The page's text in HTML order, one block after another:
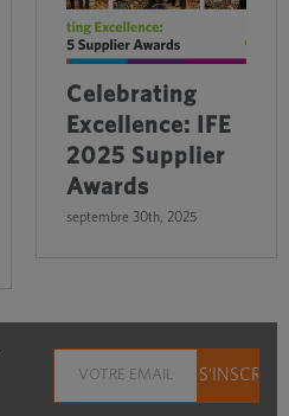
Celebrating
Excellence: IFE
2025 Supplier
Awards
septembre 30th, 2025